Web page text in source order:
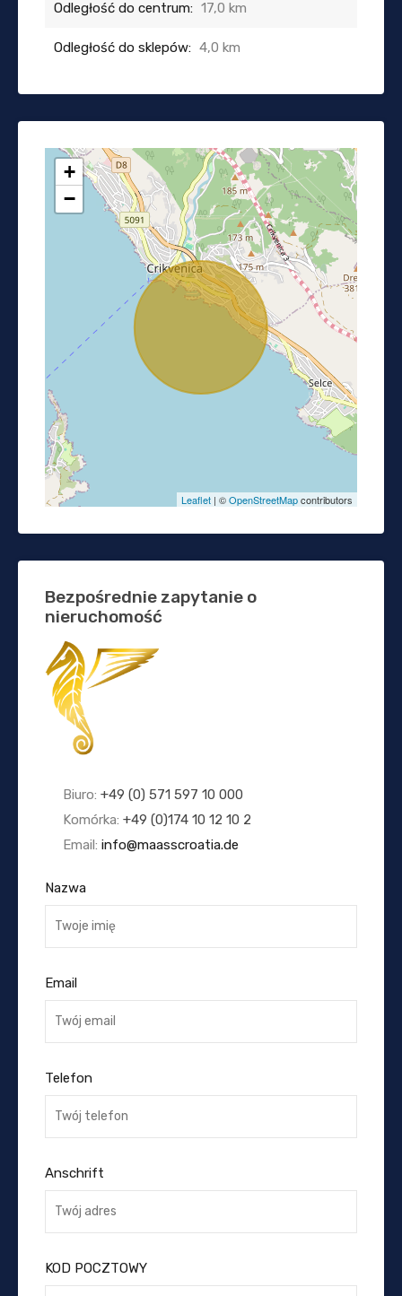
Odległość do centrum: 17,0 km
Odległość do sklepów: 4,0 km
+
−
Leaflet | ©OpenStreetMapcontributors
Bezpośrednie zapytanie o
nieruchomość
Biuro: +49 (0) 571 597 10 000
Komórka: +49 (0)174 10 12 10 2
Email: info@maasscroatia.de
Nazwa
Email
Telefon
Anschrift
KOD POCZTOWY